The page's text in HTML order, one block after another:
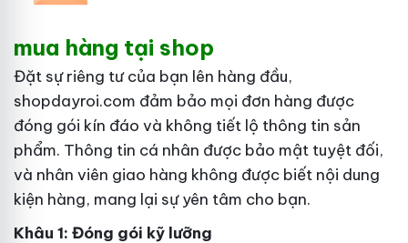
mua hàng tại shop
Đặt sự riêng tư của bạn lên hàng đầu,
shopdayroi.com đảm bảo mọi đơn hàng được
đóng gói kín đáo và không tiết lộ thông tin sản
phẩm. Thông tin cá nhân được bảo mật tuyệt đối,
và nhân viên giao hàng không được biết nội dung
kiện hàng, mang lại sự yên tâm cho bạn.
Khâu 1: Đóng gói kỹ lưỡng